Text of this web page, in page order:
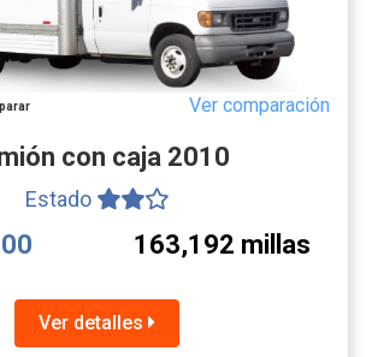
Ver comparación
con caja 2010
Estado
163,192 millas
Ver detalles